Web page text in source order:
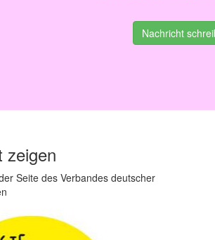
Nachricht
zeigen
Seite des Verbandes deutscher